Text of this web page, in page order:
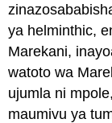
ya helminthic,
Marekani,
watoto wa
ujumla ni
maumivu ya